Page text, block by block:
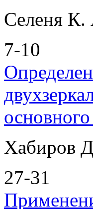
Селеня К.
7-10
основного
Хабиров
27-31